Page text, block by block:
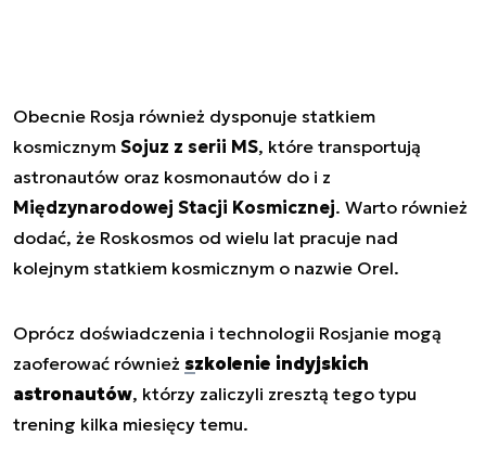
Obecnie Rosja również dysponuje statkiem
kosmicznym Sojuz z serii MS, które transportują
astronautów oraz kosmonautów do i z
Międzynarodowej Stacji Kosmicznej. Warto również
dodać, że Roskosmos od wielu lat pracuje nad
kolejnym statkiem kosmicznym o nazwie Orel.
Oprócz doświadczenia i technologii Rosjanie mogą
zaoferować również szkolenie indyjskich
astronautów, którzy zaliczyli zresztą tego typu
trening kilka miesięcy temu.